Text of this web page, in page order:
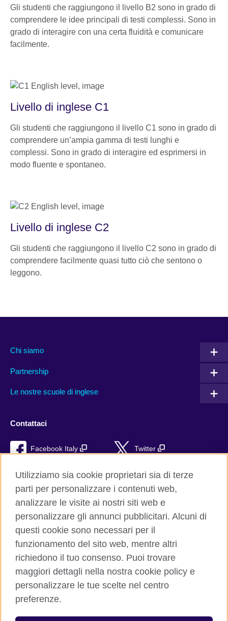
Gli studenti che raggiungono il livello B2 sono in grado di
comprendere le idee principali di testi complessi. Sono in
grado di interagire con una certa fluidità e comunicare
facilmente.
Livello di inglese C1
Gli studenti che raggiungono il livello C1 sono in grado di
comprendere un’ampia gamma di testi lunghi e
complessi. Sono in grado di interagire ed esprimersi in
modo fluente e spontaneo.
Livello di inglese C2
Gli studenti che raggiungono il livello C2 sono in grado di
comprendere facilmente quasi tutto ciò che sentono o
leggono.
Chi siamo
Partnership
Le nostre scuole di inglese
Contattaci
Facebook Italy Twitter
YouTube TikTok
RSS
British Council global
Privacy e condizioni d'uso
Cookie
Sitemap
Aiuto
Utilizziamo sia cookie proprietari sia di terze
parti per personalizzare i contenuti web,
analizzare le visite ai nostri siti web e
personalizzare gli annunci pubblicitari. Alcuni di
questi cookie sono necessari per il
funzionamento del sito web, mentre altri
richiedono il tuo consenso. Puoi trovare
maggiori dettagli nella nostra cookie policy e
personalizzare le tue scelte nel centro
preferenze.